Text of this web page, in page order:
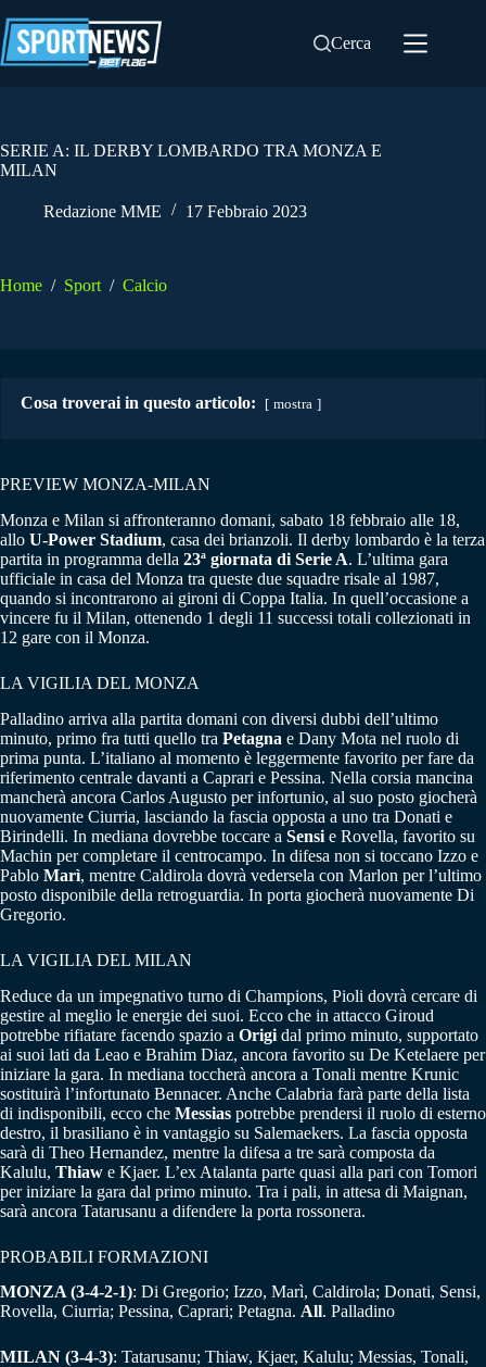
al
contenuto
Cerca
SERIE A: IL DERBY LOMBARDO TRA MONZA E
MILAN
Redazione MME 17 Febbraio 2023
Home / Sport / Calcio
Cosa troverai in questo articolo: mostra
PREVIEW MONZA-MILAN
Monza e Milan si affronteranno domani, sabato 18 febbraio alle 18,
allo U-Power Stadium, casa dei brianzoli. Il derby lombardo è la terza
partita in programma della 23ª giornata di Serie A. L’ultima gara
ufficiale in casa del Monza tra queste due squadre risale al 1987,
quando si incontrarono ai gironi di Coppa Italia. In quell’occasione a
vincere fu il Milan, ottenendo 1 degli 11 successi totali collezionati in
12 gare con il Monza.
LA VIGILIA DEL MONZA
Palladino arriva alla partita domani con diversi dubbi dell’ultimo
minuto, primo fra tutti quello tra Petagna e Dany Mota nel ruolo di
prima punta. L’italiano al momento è leggermente favorito per fare da
riferimento centrale davanti a Caprari e Pessina. Nella corsia mancina
mancherà ancora Carlos Augusto per infortunio, al suo posto giocherà
nuovamente Ciurria, lasciando la fascia opposta a uno tra Donati e
Birindelli. In mediana dovrebbe toccare a Sensi e Rovella, favorito su
Machin per completare il centrocampo. In difesa non si toccano Izzo e
Pablo Marì, mentre Caldirola dovrà vedersela con Marlon per l’ultimo
posto disponibile della retroguardia. In porta giocherà nuovamente Di
Gregorio.
LA VIGILIA DEL MILAN
Reduce da un impegnativo turno di Champions, Pioli dovrà cercare di
gestire al meglio le energie dei suoi. Ecco che in attacco Giroud
potrebbe rifiatare facendo spazio a Origi dal primo minuto, supportato
ai suoi lati da Leao e Brahim Diaz, ancora favorito su De Ketelaere per
iniziare la gara. In mediana toccherà ancora a Tonali mentre Krunic
sostituirà l’infortunato Bennacer. Anche Calabria farà parte della lista
di indisponibili, ecco che Messias potrebbe prendersi il ruolo di esterno
destro, il brasiliano è in vantaggio su Salemaekers. La fascia opposta
sarà di Theo Hernandez, mentre la difesa a tre sarà composta da
Kalulu, Thiaw e Kjaer. L’ex Atalanta parte quasi alla pari con Tomori
per iniziare la gara dal primo minuto. Tra i pali, in attesa di Maignan,
sarà ancora Tatarusanu a difendere la porta rossonera.
PROBABILI FORMAZIONI
MONZA (3-4-2-1): Di Gregorio; Izzo, Marì, Caldirola; Donati, Sensi,
Rovella, Ciurria; Pessina, Caprari; Petagna. All. Palladino
MILAN (3-4-3): Tatarusanu; Thiaw, Kjaer, Kalulu; Messias, Tonali,